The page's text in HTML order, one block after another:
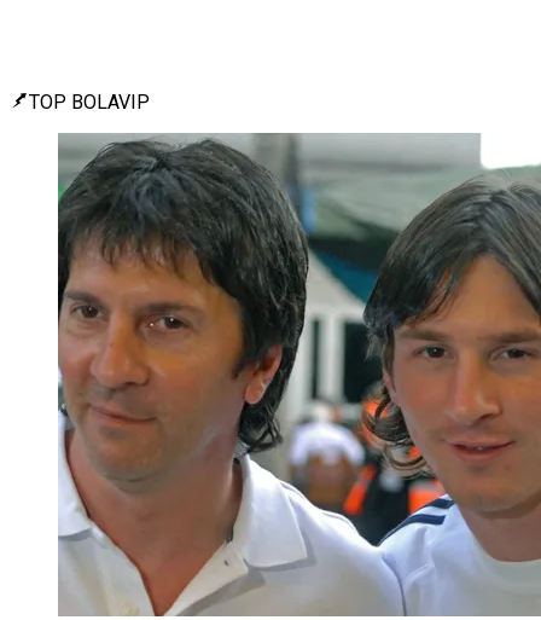
TOP BOLAVIP